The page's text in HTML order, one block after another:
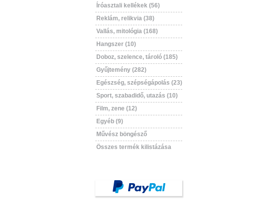
Íróasztali kellékek (56)
Reklám, relikvia (38)
Vallás, mitológia (168)
Hangszer (10)
Doboz, szelence, tároló (185)
Gyűjtemény (282)
Egészség, szépségápolás (23)
Sport, szabadidő, utazás (10)
Film, zene (12)
Egyéb (9)
Művész böngésző
Összes termék kilistázása